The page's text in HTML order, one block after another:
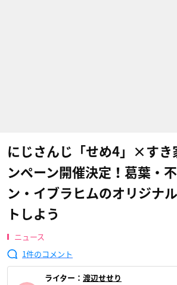
にじさんじ「せめ4」×すき
ンペーン開催決定！葛葉・
ン・イブラヒムのオリジナ
トしよう
ニュース
1
ライター： 渡辺せせり